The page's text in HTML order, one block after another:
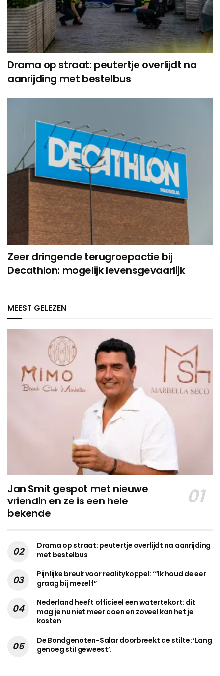
Drama op straat: peutertje overlijdt na
aanrijding met bestelbus
Zeer dringende terugroepactie bij
Decathlon: mogelijk levensgevaarlijk
MEEST GELEZEN
Jan Smit gespot met nieuwe
vriendin en ze is een hele
bekende
Drama op straat: peutertje overlijdt na aanrijding
met bestelbus
Pijnlijke breuk voor realitykoppel: ‘“Ik houd de eer
graag bij mezelf”
Nederland heeft officieel een watertekort: dit
mag je nu niet meer doen en zoveel kan het je
kosten
De Bondgenoten-Salar doorbreekt de stilte: ‘Lang
genoeg stil geweest’.